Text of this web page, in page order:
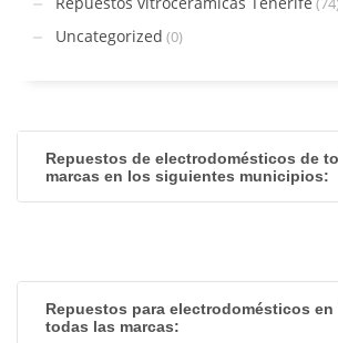
Uncategorized (0)
Repuestos de electrodomésticos de
marcas en los siguientes municipios:
Repuestos para electrodomésticos en
todas las marcas: